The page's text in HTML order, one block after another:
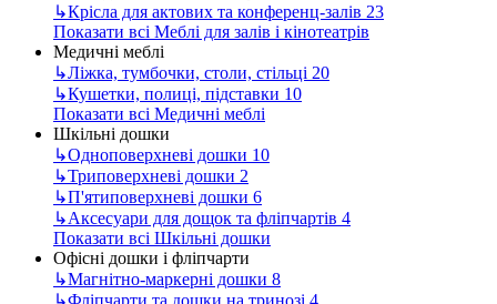
↳Крісла для актових та конференц-залів 23
Показати всі Меблі для залів і кінотеатрів
Медичні меблі
↳Ліжка, тумбочки, столи, стільці 20
↳Кушетки, полиці, підставки 10
Показати всі Медичні меблі
Шкільні дошки
↳Одноповерхневі дошки 10
↳Триповерхневі дошки 2
↳П'ятиповерхневі дошки 6
↳Аксесуари для дощок та фліпчартів 4
Показати всі Шкільні дошки
Офісні дошки і фліпчарти
↳Магнітно-маркерні дошки 8
↳Фліпчарти та дошки на тринозі 4